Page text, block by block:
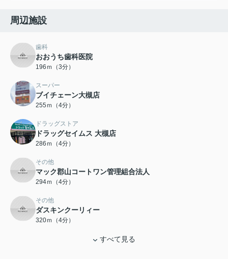
周辺施設
歯科
おおうち歯科医院
196ｍ（3分）
スーパー
ブイチェーン大槻店
255ｍ（4分）
ドラッグストア
ドラッグセイムス 大槻店
286ｍ（4分）
その他
マック郡山コートワン管理組合法人
294ｍ（4分）
その他
ダスキンクーリィー
320ｍ（4分）
すべて見る